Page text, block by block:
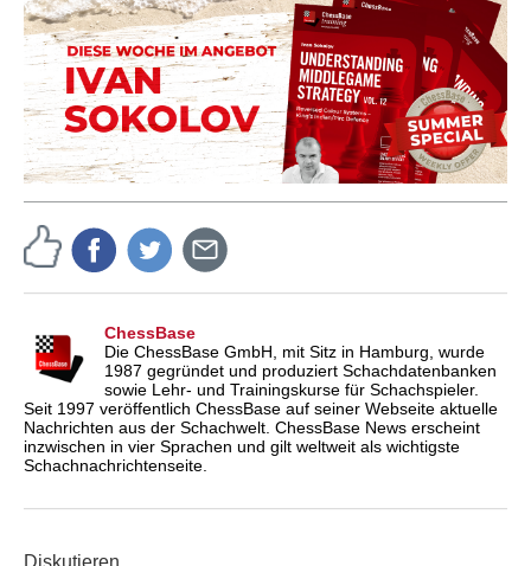
ChessBase
Die ChessBase GmbH, mit Sitz in Hamburg, wurde
1987 gegründet und produziert Schachdatenbanken
sowie Lehr- und Trainingskurse für Schachspieler.
Seit 1997 veröffentlich ChessBase auf seiner Webseite aktuelle
Nachrichten aus der Schachwelt. ChessBase News erscheint
inzwischen in vier Sprachen und gilt weltweit als wichtigste
Schachnachrichtenseite.
Diskutieren